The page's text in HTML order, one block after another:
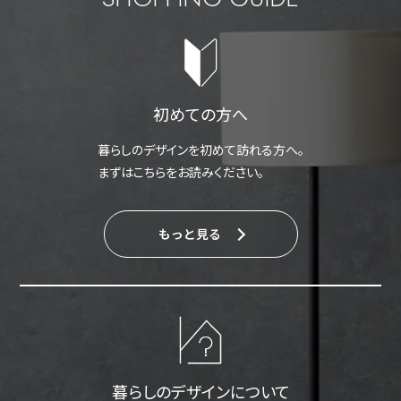
初めての方へ
暮らしのデザインを初めて訪れる方へ。
まずはこちらをお読みください。
もっと見る
暮らしのデザインについて